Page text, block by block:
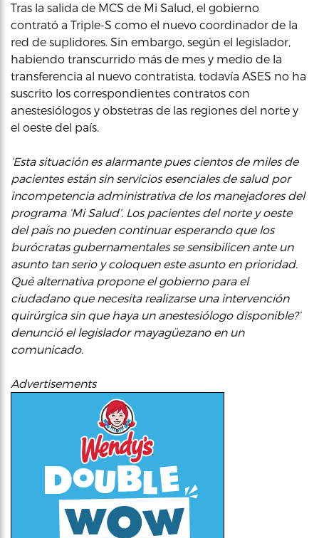
Tras la salida de MCS de Mi Salud, el gobierno
contrató a Triple-S como el nuevo coordinador de la
red de suplidores. Sin embargo, según el legislador,
habiendo transcurrido más de mes y medio de la
transferencia al nuevo contratista, todavía ASES no ha
suscrito los correspondientes contratos con
anestesiólogos y obstetras de las regiones del norte y
el oeste del país.
‘Esta situación es alarmante pues cientos de miles de
pacientes están sin servicios esenciales de salud por
incompetencia administrativa de los manejadores del
programa ‘Mi Salud’. Los pacientes del norte y oeste
del país no pueden continuar esperando que los
burócratas gubernamentales se sensibilicen ante un
asunto tan serio y coloquen este asunto en prioridad.
Qué alternativa propone el gobierno para el
ciudadano que necesita realizarse una intervención
quirúrgica sin que haya un anestesiólogo disponible?’
denunció el legislador mayagüezano en un
comunicado.
Advertisements